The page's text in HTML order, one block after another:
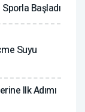
Başladı
Suyu
Ilk Adımı